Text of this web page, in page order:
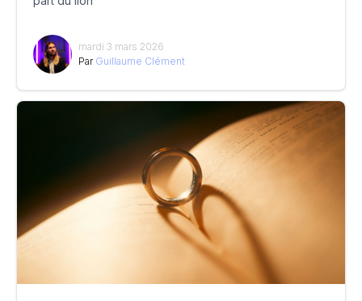
mardi 3 mars 2026
Par Guillaume Clément